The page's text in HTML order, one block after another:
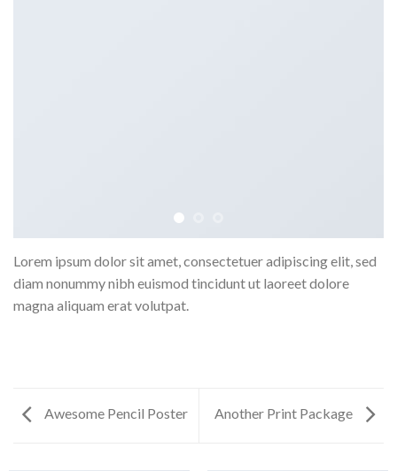
Lorem ipsum dolor sit amet, consectetuer adipiscing elit, sed
diam nonummy nibh euismod tincidunt ut laoreet dolore
magna aliquam erat volutpat.
Awesome Pencil Poster Another Print Package